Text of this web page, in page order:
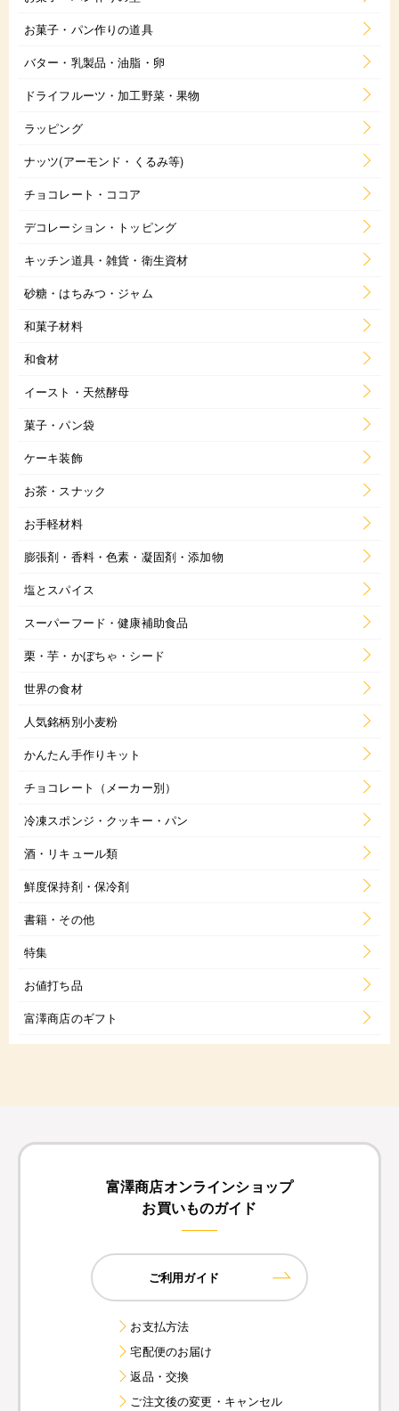
お菓子・パン作りの道具
バター・乳製品・油脂・卵
ドライフルーツ・加工野菜・果物
ラッピング
ナッツ(アーモンド・くるみ等)
チョコレート・ココア
デコレーション・トッピング
キッチン道具・雑貨・衛生資材
砂糖・はちみつ・ジャム
和菓子材料
和食材
イースト・天然酵母
菓子・パン袋
ケーキ装飾
お茶・スナック
お手軽材料
膨張剤・香料・色素・凝固剤・添加物
塩とスパイス
スーパーフード・健康補助食品
栗・芋・かぼちゃ・シード
世界の食材
人気銘柄別小麦粉
かんたん手作りキット
チョコレート（メーカー別）
冷凍スポンジ・クッキー・パン
酒・リキュール類
鮮度保持剤・保冷剤
書籍・その他
特集
お値打ち品
富澤商店のギフト
富澤商店オンラインショップ
お買いものガイド
ご利用ガイド
お支払方法
宅配便のお届け
返品・交換
ご注文後の変更・キャンセル